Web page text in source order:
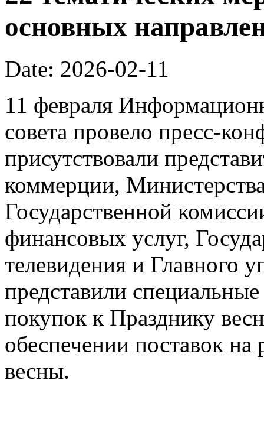
основных
Date: 2026-02-11
11 февраля
совета провело пресс-
присутствовали
коммерции,
Государственной
финансовых услуг,
телевидения и Главного
представили
покупок к Празднику
обеспечении поставок
весны.